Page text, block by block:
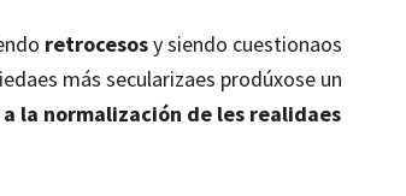
retrocesosy siendo cuestionaos
más secularizaes prodúxose un
la normalización de les realidaes